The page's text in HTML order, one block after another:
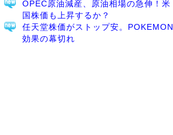
OPEC原油減産、原油相場の急伸！米
国株価も上昇するか？
任天堂株価がストップ安。POKEMON
効果の幕切れ